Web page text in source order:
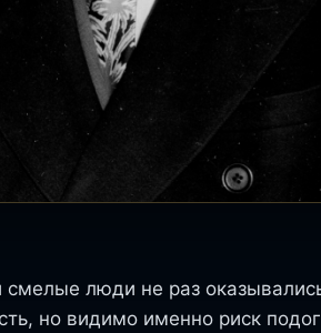
смелые люди не раз
но видимо именно риск